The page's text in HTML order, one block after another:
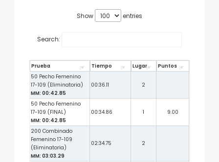
Show entries
Search:
Prueba Tiempo Lugar
Puntos
50 Pecho Femenino
17-109 (Eliminatoria)
MM: 00:42.85
00:36.11 2
50 Pecho Femenino
17-109 (FINAL)
MM: 00:42.85
00:34.86 1 9.00
200 Combinado
Femenino 17-109
(Eliminatoria)
MM: 03:03.29
02:34.75 2